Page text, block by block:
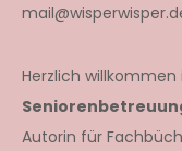
Herzlich willkommen
Autorin für